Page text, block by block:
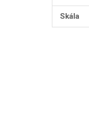
Skála